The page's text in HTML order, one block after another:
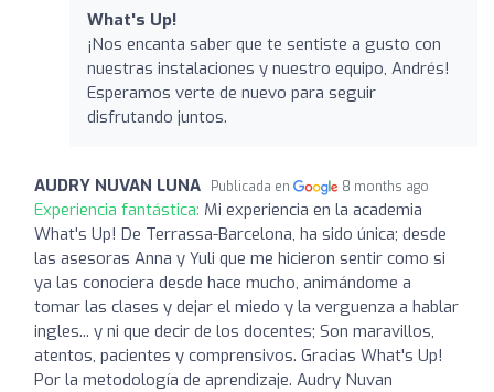
What's Up!
¡Nos encanta saber que te sentiste a gusto con
nuestras instalaciones y nuestro equipo, Andrés!
Esperamos verte de nuevo para seguir
disfrutando juntos.
AUDRY NUVAN LUNA Publicada en 8 months ago
Experiencia fantástica: Mi experiencia en la academia
What's Up! De Terrassa-Barcelona, ha sido única; desde
las asesoras Anna y Yuli que me hicieron sentir como si
ya las conociera desde hace mucho, animándome a
tomar las clases y dejar el miedo y la verguenza a hablar
ingles... y ni que decir de los docentes; Son maravillos,
atentos, pacientes y comprensivos. Gracias What's Up!
Por la metodología de aprendizaje. Audry Nuvan